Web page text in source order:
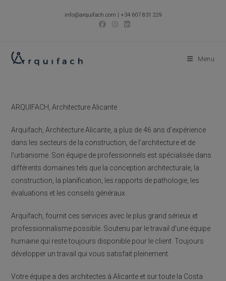
info@arquifach.com | +34 607 831 229
Menu
ARQUIFACH, Architecture Alicante
Arquifach, Architecture Alicante, a plus de 46 ans d’expérience
dans les secteurs de la construction, de l’architecture et de
l’urbanisme. Son équipe de professionnels est spécialisée dans
différents domaines tels que la conception architecturale, la
construction, la planification, les rapports de pathologie, les
évaluations et les conseils généraux.
Arquifach, fournit ces services avec le plus grand sérieux et
professionnalisme possible. Soutenu par le travail d’une équipe
humaine qui reste toujours disponible pour le client. Toujours
développer un travail qui vous satisfait pleinement.
Votre équipe a des architectes à Alicante et sur toute la Costa